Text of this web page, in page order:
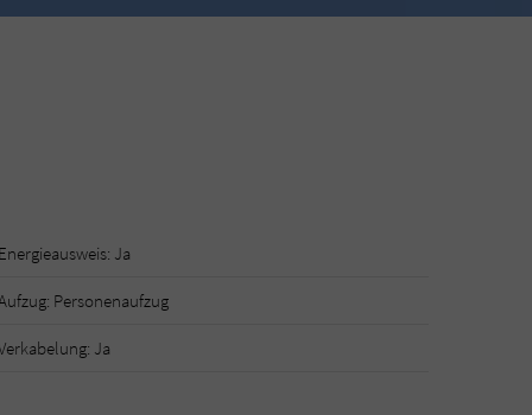
Energieausweis: Ja
Personenaufzug
Ja